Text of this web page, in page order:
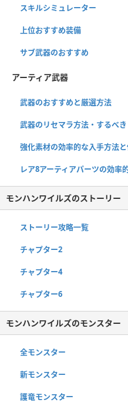
スキルシミュレーター
上位おすすめ装備
サブ武器のおすすめ
アーティア武器
武器のおすすめと厳選方法
武器のリセマラ方法・するべき
強化素材の効率的な入手方法
レア8アーティアパーツの効率
モンハンワイルズのストーリー
ストーリー攻略一覧
チャプター2
チャプター4
チャプター6
モンハンワイルズのモンスター
全モンスター
新モンスター
護竜モンスター